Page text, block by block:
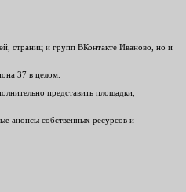
страниц и групп ВКонтакте Иваново, но и
37 в целом.
представить площадки,
анонсы собственных ресурсов и